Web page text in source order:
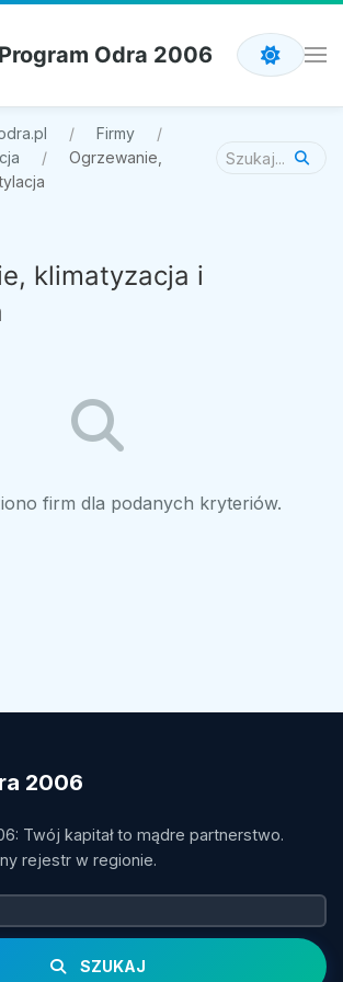
Program Odra 2006
Firmy
Ogrzewanie,
klimatyzacja i
firm dla podanych kryteriów.
2006
Twój kapitał to mądre partnerstwo.
rejestr w regionie.
SZUKAJ